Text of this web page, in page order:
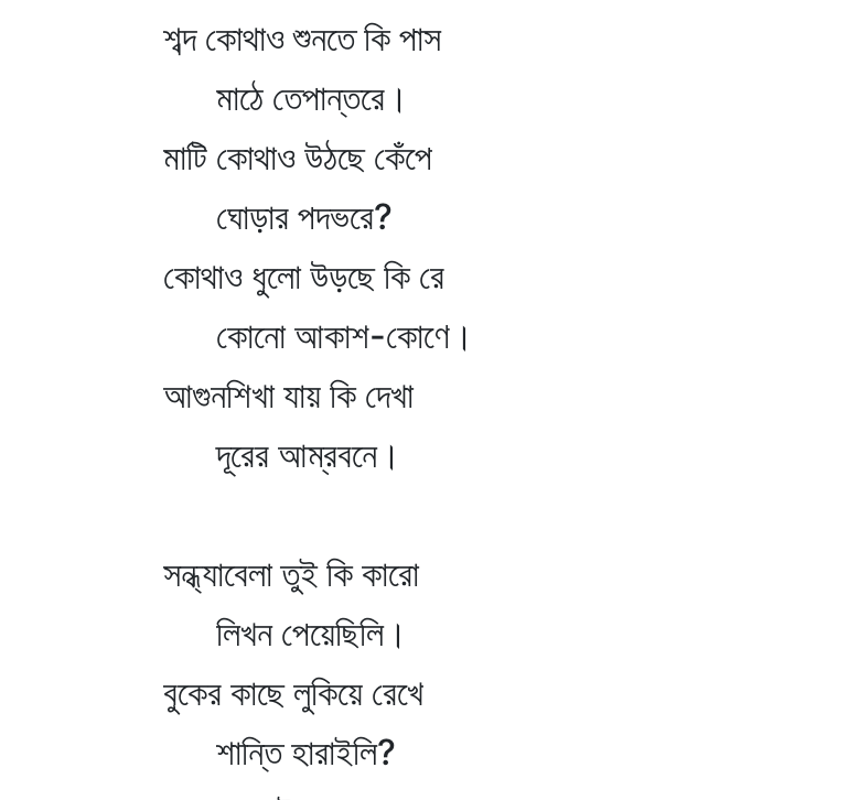
শব্দ কোথাও শুনতে কি পাস
মাঠে তেপান্তরে।
মাটি কোথাও উঠছে কেঁপে
ঘোড়ার পদভরে?
কোথাও ধুলো উড়ছে কি রে
কোনো আকাশ-কোণে।
আগুনশিখা যায় কি দেখা
দূরের আম্রবনে।
সন্ধ্যাবেলা তুই কি কারো
লিখন পেয়েছিলি।
বুকের কাছে লুকিয়ে রেখে
শান্তি হারাইলি?